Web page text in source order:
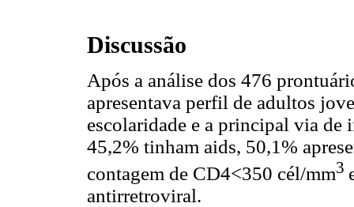
Discussão
Após a análise dos 476
apresentava perfil de adultos
escolaridade e a principal via
45,2% tinham aids, 50,1%
contagem de CD4<350 cél/mm3
antirretroviral.